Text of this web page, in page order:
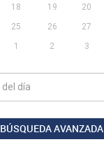
18 19 20
25 26 27
1 2 3
BÚSQUEDA AVANZADA